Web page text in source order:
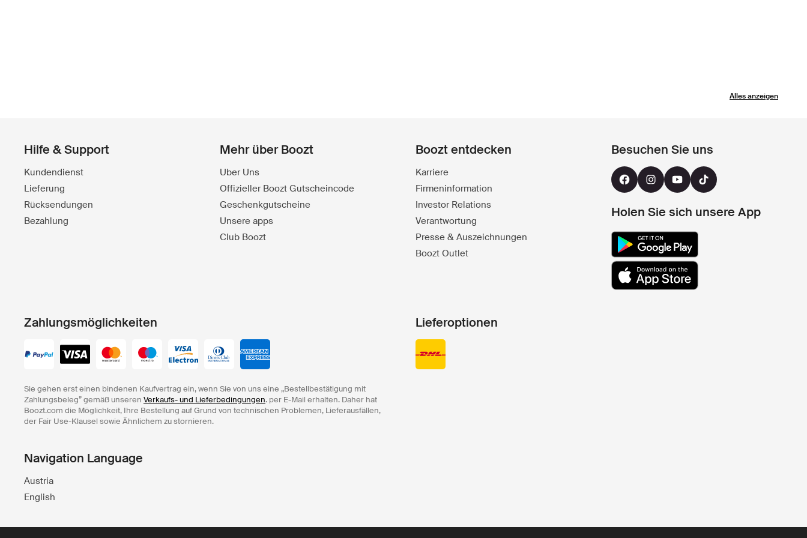
Alles anzeigen
Hilfe & Support
Kundendienst
Lieferung
Rücksendungen
Bezahlung
Mehr über Boozt
Uber Uns
Offizieller Boozt Gutscheincode
Geschenkgutscheine
Unsere apps
Club Boozt
Boozt entdecken
Karriere
Firmeninformation
Investor Relations
Verantwortung
Presse & Auszeichnungen
Boozt Outlet
Besuchen Sie uns
Holen Sie sich unsere App
Zahlungsmöglichkeiten
Sie gehen erst einen bindenen Kaufvertrag ein, wenn Sie von uns eine „Bestellbestätigung mit
Zahlungsbeleg” gemäß unseren Verkaufs- und Lieferbedingungen. per E-Mail erhalten. Daher hat
Boozt.com die Möglichkeit, Ihre Bestellung auf Grund von technischen Problemen, Lieferausfällen,
der Fair Use-Klausel sowie Ähnlichem zu stornieren.
Lieferoptionen
Navigation Language
Austria
English